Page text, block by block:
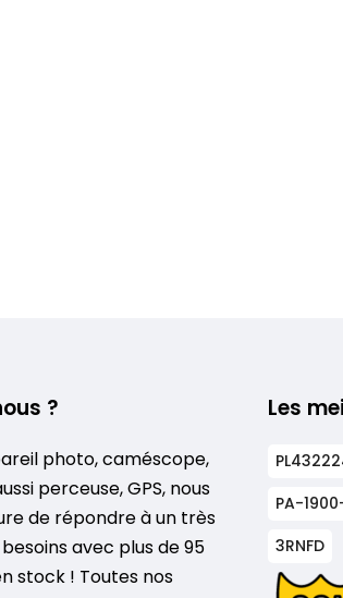
?
photo, caméscope,
perceuse, GPS, nous
de répondre à un très
avec plus de 95
stock ! Toutes nos
Les
PA-
3RNFD